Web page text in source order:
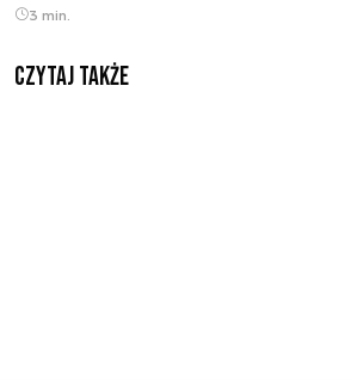
3 min.
Czytaj także